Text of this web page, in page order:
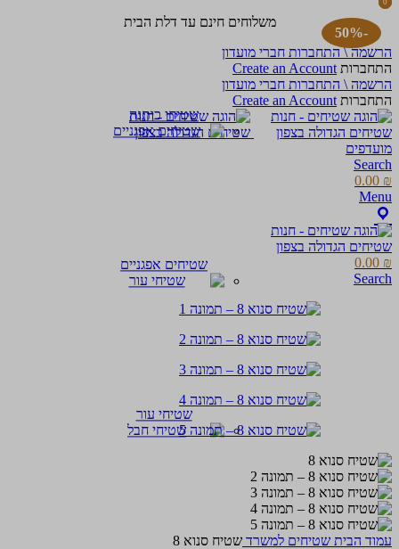
משלוחים חינם עד דלת הבית
הרשמה \ התחברות חברי מועדון
התחברות Create an Account
הרשמה \ התחברות חברי מועדון
התחברות Create an Account
מועדפים
Search
0
0.00 ₪
Menu
0
0.00 ₪
Search
שטיחי כותנה
שטיחים אפגניים
שטיחי עור
-50%
עמוד הבית שטיחים למשרד שטיח סנוא 8